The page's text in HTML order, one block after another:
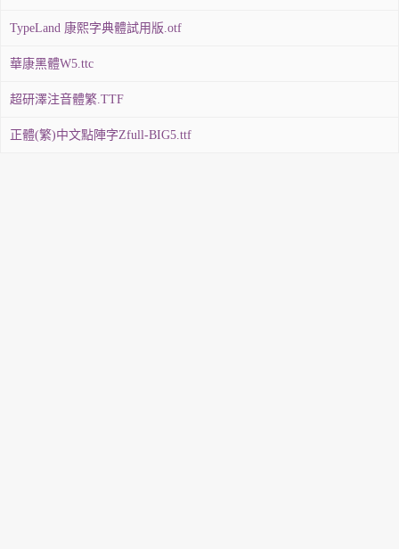
TypeLand 康熙字典體試用版.otf
華康黑體W5.ttc
超研澤注音體繁.TTF
正體(繁)中文點陣字Zfull-BIG5.ttf